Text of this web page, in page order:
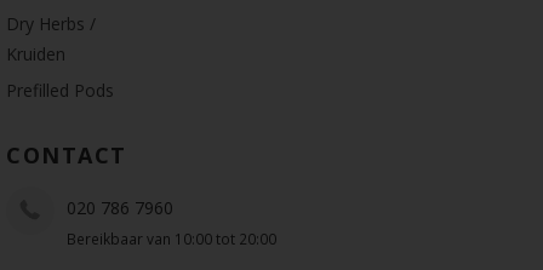
Dry Herbs /
Kruiden
Prefilled Pods
CONTACT
020 786 7960
Bereikbaar van 10:00 tot 20:00